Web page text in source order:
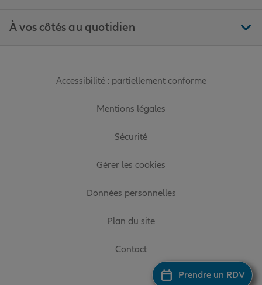
Prendre un RDV
À vos côtés au quotidien
Accessibilité : partiellement conforme
Mentions légales
Sécurité
Gérer les cookies
Données personnelles
Plan du site
Contact